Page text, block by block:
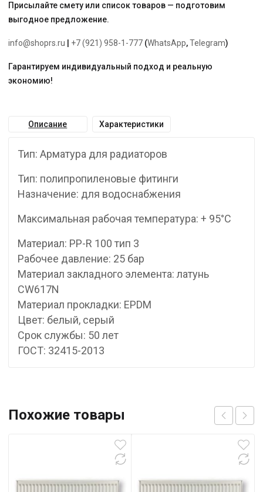
Присылайте смету или список товаров — подготовим
выгодное предложение.
info@shoprs.ru +7 (921) 958-1-777 (WhatsApp,Telegram)
Гарантируем индивидуальный подход и реальную
экономию!
Описание Характеристики
Тип: Арматура для радиаторов
Тип: полипропиленовые фитинги
Назначение: для водоснабжения
Максимальная рабочая температура: + 95°С
Материал: PP-R 100 тип 3
Рабочее давление: 25 бар
Материал закладного элемента: латунь
CW617N
Материал прокладки: EPDM
Цвет: белый, серый
Срок службы: 50 лет
ГОСТ: 32415-2013
Похожие товары